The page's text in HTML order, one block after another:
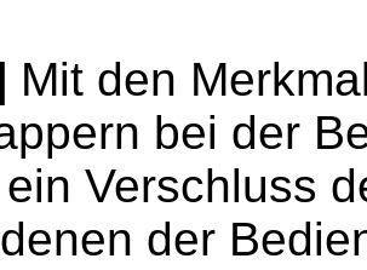
Mit den
bei der
Verschluss
der